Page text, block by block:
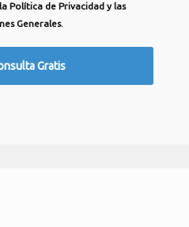
Política de Privacidad y las
Generales.